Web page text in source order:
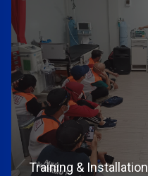
Training & Installation